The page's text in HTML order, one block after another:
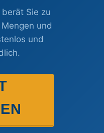
Sie zu
und
und